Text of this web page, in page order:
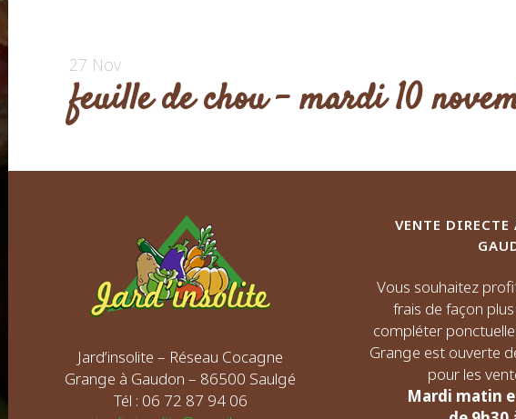
27 Nov
feuille de chou – mardi 10
Jard’insolite – Réseau Cocagne
Grange à Gaudon – 86500 Saulgé
Tél : 06 72 87 94 06
VENTE DIRECTE
Vous souhaitez
frais de façon
compléter
Grange est ouverte
pour les
Mardi matin